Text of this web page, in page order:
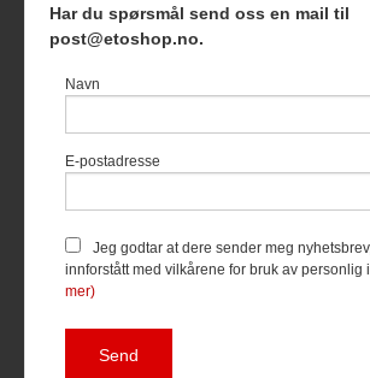
Nyhetsbrev Blogg
Foretaksregisteret
du får en bedre kjøpsopplevelse
bruker cookies hovedsaklig til
hva du har puttet i
din. Fortsett å bruke siden
mer
Har du spørsmål send oss en mail til
post@etoshop.no.
Navn
E-postadresse
Jeg godtar at dere sender meg
innforstått med vilkårene for bruk av
mer)